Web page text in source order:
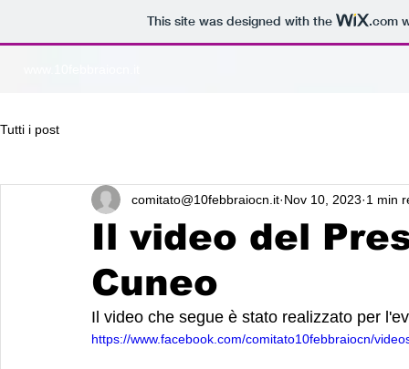
This site was designed with the .com
Tutti i post
Il video del
Cuneo
comitato@10febbraiocn.it Nov 10, 2023 1 min
Il video che segue è stato realizzato per
https://www.facebook.com/comitato10febbraiocn/